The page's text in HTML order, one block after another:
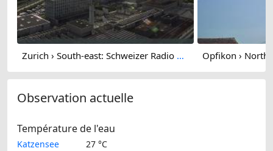
Zurich › South-east: Schweizer Radio und Fernsehen (Studio Zürich Leutschenbach) - Sonderabfall-Sammelstelle Hagenholz
Observation actuelle
Température de l'eau
Katzensee
27 °C